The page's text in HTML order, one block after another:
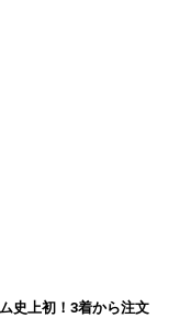
史上初！3着から注文